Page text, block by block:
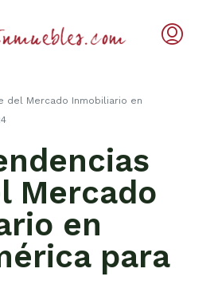
del Mercado Inmobiliario en
Mercado
en
para